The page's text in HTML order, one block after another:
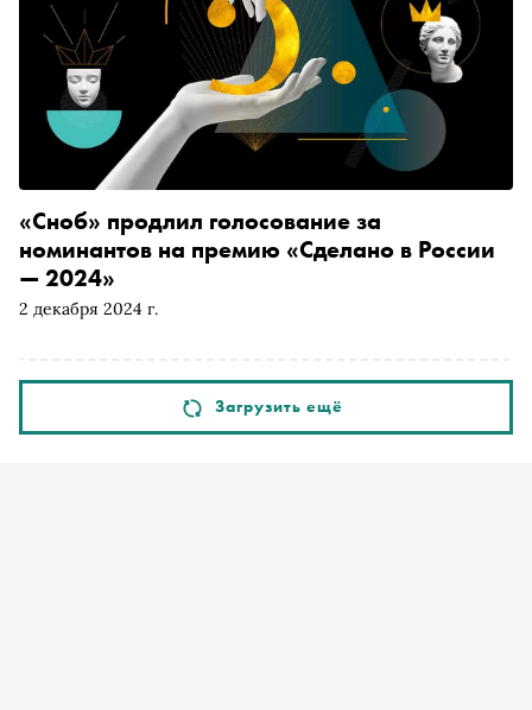
2 декабря 2024 г.
«Сноб» продлил голосование за
номинантов на премию «Сделано в России
— 2024»
Загрузить ещё